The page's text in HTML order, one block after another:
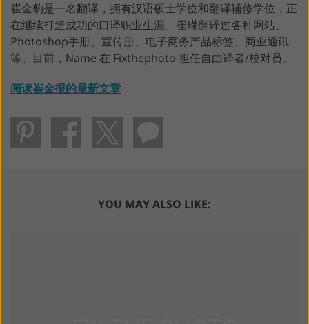
崔金豹是一名翻译，拥有汉语硕士学位和翻译辅修学位，正
在继续打造成功的口译职业生涯。崔瑾翻译过各种网站、
Photoshop手册、宣传册、电子商务产品标签、商业通讯
等。目前，Name 在 Fixthephoto 担任自由译者/校对员。
阅读崔金报的最新文章
YOU MAY ALSO LIKE: